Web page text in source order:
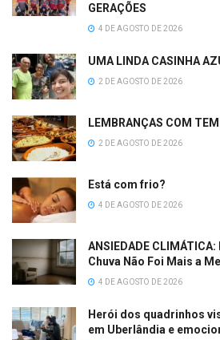
GERAÇÕES
4 DE AGOSTO DE 2026
UMA LINDA CASINHA
2 DE AGOSTO DE 2026
LEMBRANÇAS COM
2 DE AGOSTO DE 2026
Está com frio?
4 DE AGOSTO DE 2026
ANSIEDADE
Chuva Não Foi Mais a
4 DE AGOSTO DE 2026
Herói dos quadrinhos
em Uberlândia e